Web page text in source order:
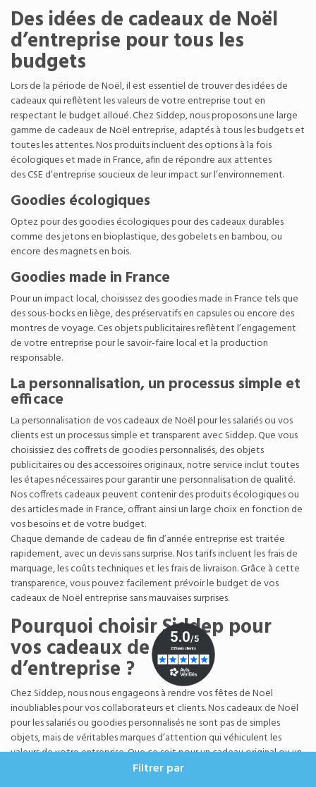
Des idées de cadeaux de Noël
d’entreprise pour tous les
budgets
Lors de la période de Noël, il est essentiel de trouver des idées de
cadeaux qui reflètent les valeurs de votre entreprise tout en
respectant le budget alloué. Chez Siddep, nous proposons une large
gamme de cadeaux de Noël entreprise, adaptés à tous les budgets et
toutes les attentes. Nos produits incluent des options à la fois
écologiques et made in France, afin de répondre aux attentes
desCSE d’entreprise soucieux de leur impact sur l’environnement.
Goodies écologiques
Optez pour desgoodies écologiquespour des cadeaux durables
comme des jetons en bioplastique, des gobelets en bambou, ou
encore des magnets en bois.
Goodies made in France
Pour un impact local, choisissez desgoodies made in Francetels que
des sous-bocks en liège, des préservatifs en capsules ou encore des
montres de voyage. Ces objets publicitaires reflètent l’engagement
de votre entreprise pour le savoir-faire local et la production
responsable.
La personnalisation, un processus simple et
efficace
La personnalisation de vos cadeaux de Noël pour les salariés ou vos
clients est un processus simple et transparent avec Siddep. Que vous
choisissiez des coffrets de goodies personnalisés, des objets
publicitaires ou des accessoires originaux, notre service inclut toutes
les étapes nécessaires pour garantir une personnalisation de qualité.
Nos coffrets cadeaux peuvent contenir des produits écologiques ou
des articles made in France, offrant ainsi un large choix en fonction de
vos besoins et de votre budget.
Chaque demande de cadeau de fin d’année entreprise est traitée
rapidement, avec un devis sans surprise. Nos tarifs incluent les frais de
marquage, les coûts techniques et les frais de livraison. Grâce à cette
transparence, vous pouvez facilement prévoir le budget de vos
cadeaux de Noël entreprise sans mauvaises surprises.
Pourquoi choisir Siddep pour
vos cadeaux de Noël
d’entreprise ?
Chez Siddep, nous nous engageons à rendre vos fêtes de Noël
inoubliables pour vos collaborateurs et clients. Nos cadeaux de Noël
pour les salariés ou goodies personnalisés ne sont pas de simples
objets, mais de véritables marques d’attention qui véhiculent les
valeurs de votre entreprise. Que ce soit pour un cadeau original ou un
coffret de Noël, nous vous offrons une gamme complète de produits
Filtrer par